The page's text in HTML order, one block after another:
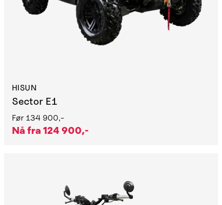
HISUN
Sector E1
Før 134 900,-
Nå fra 124 900,-